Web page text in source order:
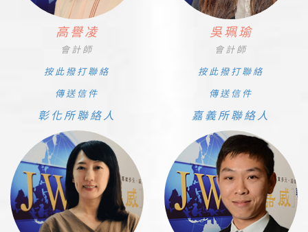
高譽凌
會計師
按此撥打聯絡
傳送信件
吳珮瑜
會計師
按此撥打聯絡
傳送信件
彰化所聯絡人 嘉義所聯絡人